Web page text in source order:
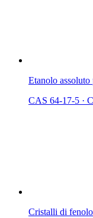
Etanolo
CAS 64-17-5 ·
Cristalli di